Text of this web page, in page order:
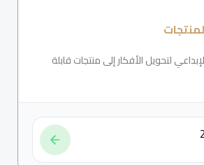
لتحويل الأفكار إلى منتجات قابلة